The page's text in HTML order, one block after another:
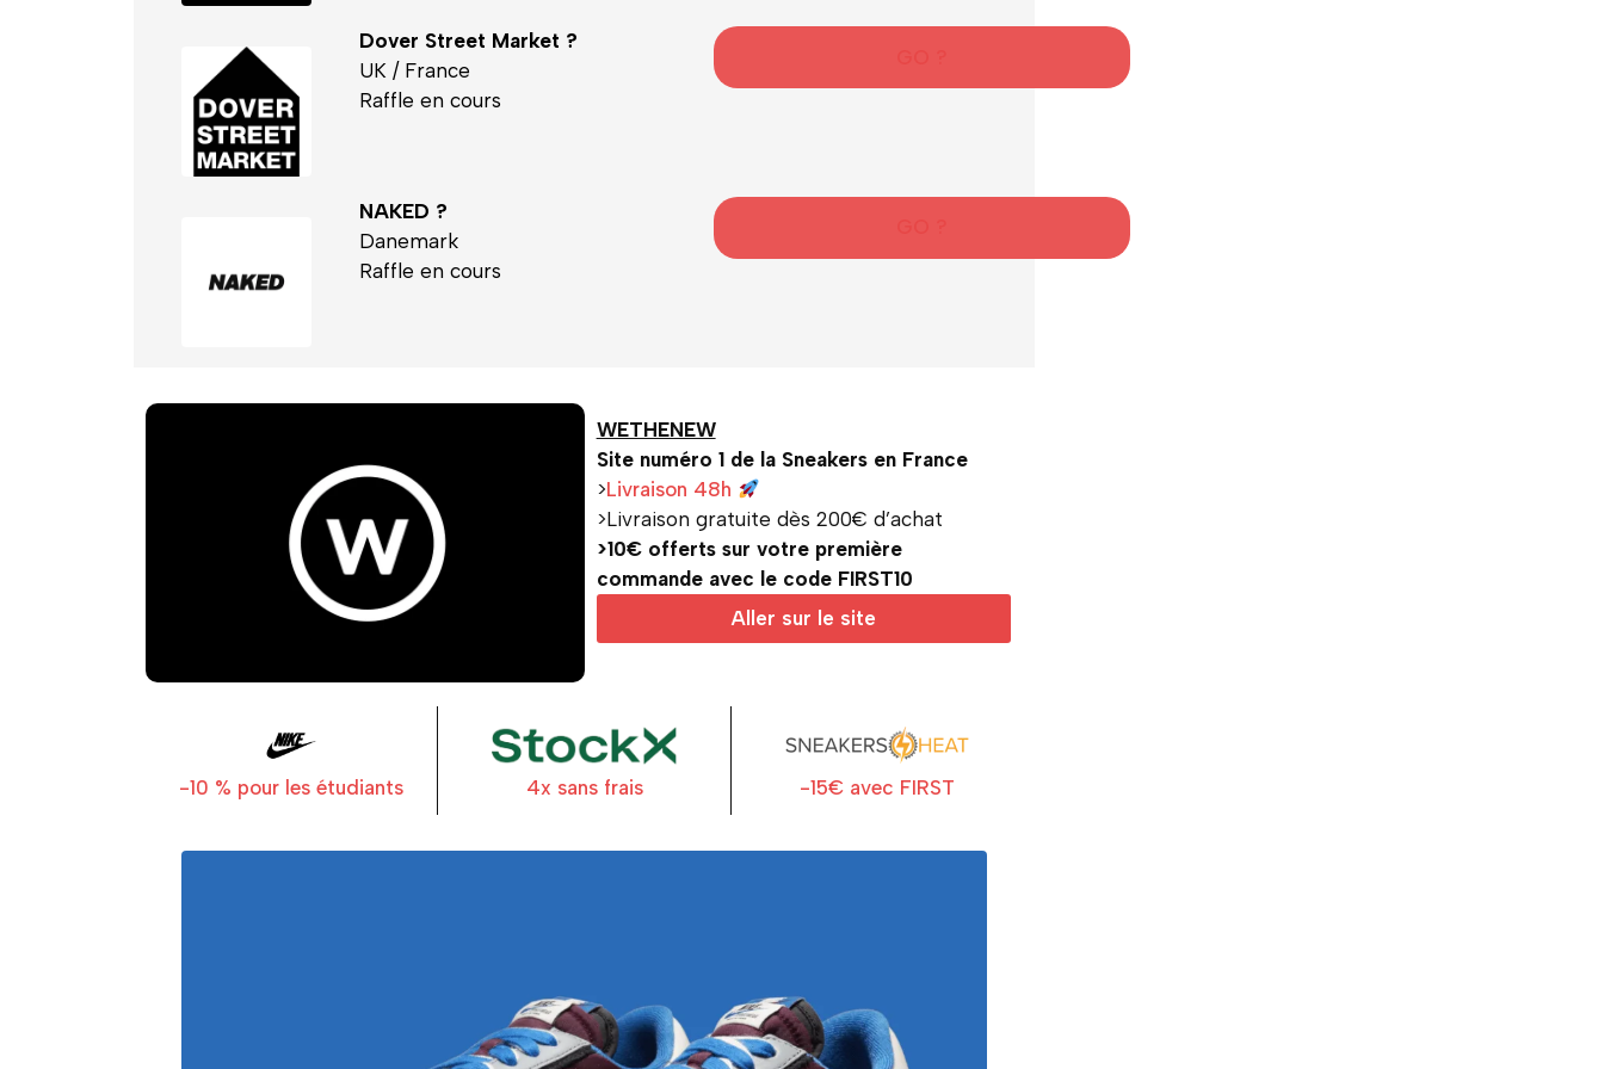
Dover Street Market ?
UK / France
Raffle en cours
NAKED ?
Danemark
Raffle en cours
WETHENEW
Site numéro 1 de la Sneakers en France
>Livraison 48h
>Livraison gratuite dès 200€ d’achat
>10€ offerts sur votre première
commande avec le code FIRST10
Aller sur le site
-10 % pour les étudiants 4x sans frais -15€ avec FIRST